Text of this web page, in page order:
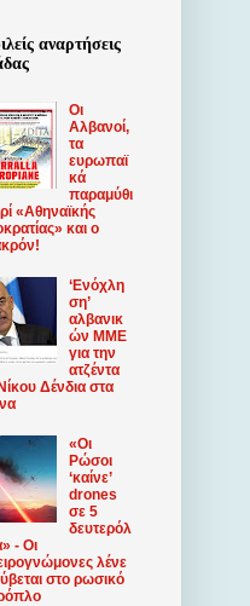
αναρτήσεις
Οι
Αλβανοί,
τα
ευρωπαϊ
κά
παραμύθι
«Αθηναϊκής
και ο
‘Ενόχλη
ση’
αλβανικ
ών ΜΜΕ
για την
ατζέντα
Δένδια στα
«Οι
Ρώσοι
‘καίνε’
drones
σε 5
δευτερόλ
- Οι
λένε
στο ρωσικό